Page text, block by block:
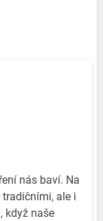
nás baví. Na
ale i
když naše